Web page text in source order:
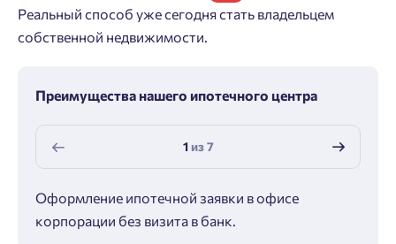
Реальный способ уже сегодня стать владельцем
собственной недвижимости.
Преимущества нашего ипотечного центра
1из7
Оформление ипотечной заявки в офисе
корпорации без визита в банк.